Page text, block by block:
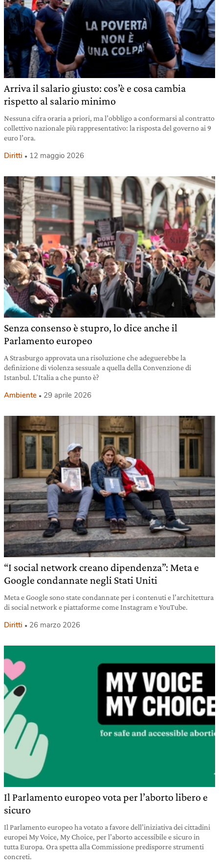
Arriva il salario giusto: cos’è e cosa cambia
rispetto al salario minimo
Nessuna cifra oraria a priori, ma l’obbligo a conformarsi al contratto
collettivo nazionale più rappresentativo: la risposta del governo ai 9
euro l’ora.
Diritti 12 maggio 2026
Senza consenso è stupro, lo dice anche il
Parlamento europeo
A Strasburgo approvata una risoluzione che adeguerebbe la
definizione di violenza sessuale a quella della Convenzione di
Istanbul. L’Italia a che punto è?
Ambiente 29 aprile 2026
“I social network creano dipendenza”: Meta e
Google condannate negli Stati Uniti
Meta e Google sono state condannate per i contenuti e l’architettura
di social network e piattaforme come Instagram e YouTube.
Diritti 26 marzo 2026
Il Parlamento europeo vota per l’aborto libero e
sicuro
Il Parlamento europeo ha votato a favore dell’iniziativa dei cittadini
europei My Voice, My Choice, per l’aborto accessibile e sicuro in
tutta Europa. Ora spetta alla Commissione predisporre strumenti
concreti.